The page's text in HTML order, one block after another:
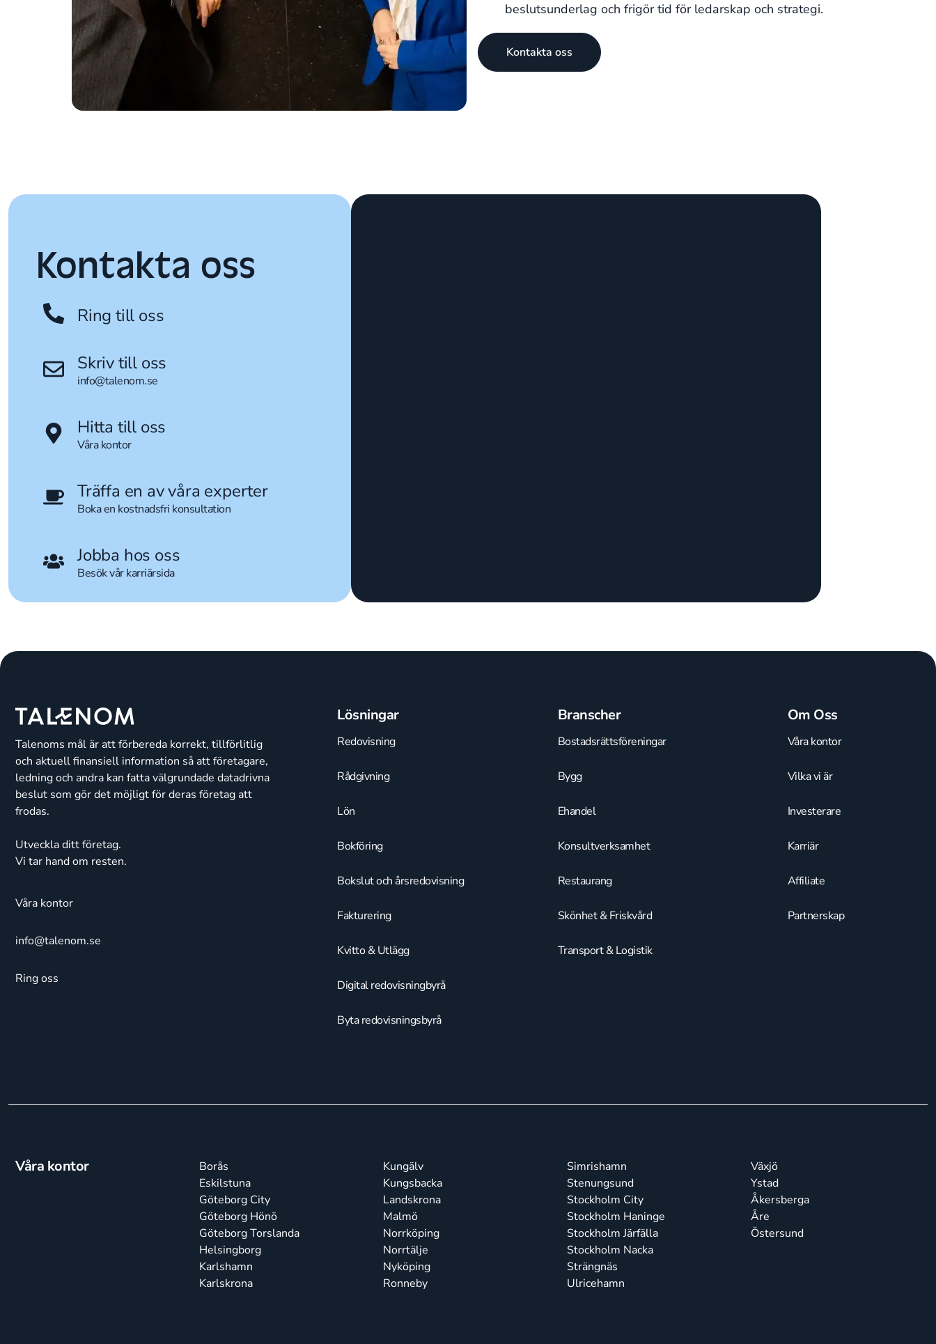
beslutsunderlag och frigör tid för ledarskap och strategi.
Kontakta oss
Kontakta oss
Ring till oss
Skriv till oss
info@talenom.se
Hitta till oss
Våra kontor
Träffa en av våra experter
Boka en kostnadsfri konsultation
Jobba hos oss
Besök vår karriärsida
Talenoms mål är att förbereda korrekt, tillförlitlig
och aktuell finansiell information så att företagare,
ledning och andra kan fatta välgrundade datadrivna
beslut som gör det möjligt för deras företag att
frodas.
Utveckla ditt företag.
Vi tar hand om resten.
Våra kontor
info@talenom.se
Ring oss
Lösningar
Redovisning
Rådgivning
Lön
Bokföring
Bokslut och årsredovisning
Fakturering
Kvitto & Utlägg
Digital redovisningbyrå
Byta redovisningsbyrå
Branscher
Bostadsrättsföreningar
Bygg
Ehandel
Konsultverksamhet
Restaurang
Skönhet & Friskvård
Transport & Logistik
Om Oss
Våra kontor
Vilka vi är
Investerare
Karriär
Affiliate
Partnerskap
Våra kontor
Borås
Eskilstuna
Göteborg City
Göteborg Hönö
Göteborg Torslanda
Helsingborg
Karlshamn
Karlskrona
Kungälv
Kungsbacka
Landskrona
Malmö
Norrköping
Norrtälje
Nyköping
Ronneby
Simrishamn
Stenungsund
Stockholm City
Stockholm Haninge
Stockholm Järfälla
Stockholm Nacka
Strängnäs
Ulricehamn
Växjö
Ystad
Åkersberga
Åre
Östersund